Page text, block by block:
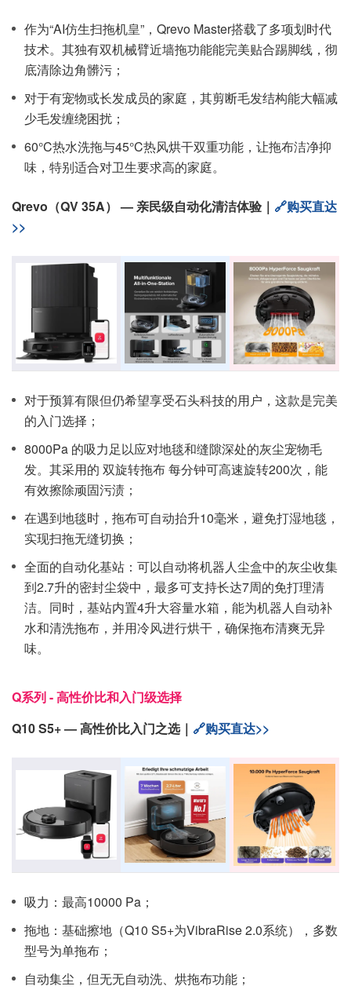
作为“AI仿生扫拖机皇”，Qrevo Master搭载了多项划时代
技术。其独有双机械臂近墙拖功能能完美贴合踢脚线，彻
底清除边角髒污；
对于有宠物或长发成员的家庭，其剪断毛发结构能大幅减
少毛发缠绕困扰；
60°C热水洗拖与45°C热风烘干双重功能，让拖布洁净抑
味，特别适合对卫生要求高的家庭。
Qrevo（QV 35A） — 亲民级自动化清洁体验｜ 🔗购买直达
>>
对于预算有限但仍希望享受石头科技的用户，这款是完美
的入门选择；
8000Pa 的吸力足以应对地毯和缝隙深处的灰尘宠物毛
发。其采用的 双旋转拖布 每分钟可高速旋转200次，能
有效擦除顽固污渍；
在遇到地毯时，拖布可自动抬升10毫米，避免打湿地毯，
实现扫拖无缝切换；
全面的自动化基站：可以自动将机器人尘盒中的灰尘收集
到2.7升的密封尘袋中，最多可支持长达7周的免打理清
洁。同时，基站内置4升大容量水箱，能为机器人自动补
水和清洗拖布，并用冷风进行烘干，确保拖布清爽无异
味。
Q系列 - 高性价比和入门级选择
Q10 S5+ — 高性价比入门之选｜ 🔗购买直达>>
吸力：最高10000 Pa；
拖地：基础擦地（Q10 S5+为VibraRise 2.0系统），多数
型号为单拖布；
自动集尘，但无无自动洗、烘拖布功能；